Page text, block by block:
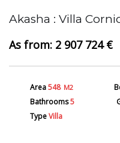
Akasha : Villa
2 907 724 €
Area548 M2
Bathrooms5
TypeVilla